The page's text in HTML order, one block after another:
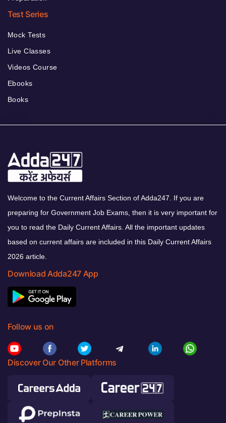
Test Series
Mock Tests
Live Classes
Videos Course
Ebooks
Books
Welcome to the Current Affairs Section of Adda247. If you are
preparing for Government Job Exams, then it is very important for
you to read the Daily Current Affairs. All the important updates
based on current affairs are included in this Daily Current Affairs
2026 article.
Download Adda247 App
Follow us on
Discover Our Other Platforms